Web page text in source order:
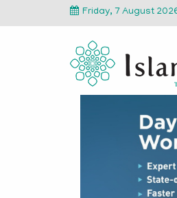
Friday, 7 August